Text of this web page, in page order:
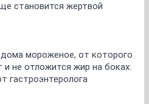
становится жертвой
мороженое, от которого
и не отложится жир на боках:
гастроэнтеролога